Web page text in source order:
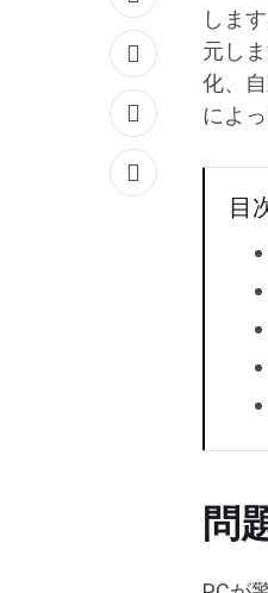
しま
元し
化、
によ
目
問